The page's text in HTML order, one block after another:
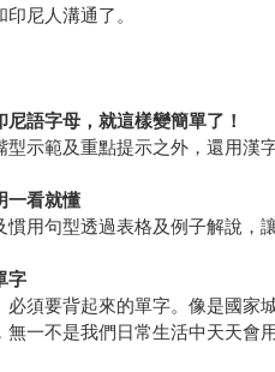
尼人溝通了。
語字母，就這樣變簡單了！
示範及重點提示之外，還用漢
一看就懂
用句型透過表格及例子解說，
字
必須要背起來的單字。像是國
一不是我們日常生活中天天會